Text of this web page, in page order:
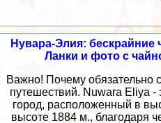
Нувара-Элия:
Ланки и фото с
Важно! Почему обязательно
путешествий. Nuwara Eliya
город, расположенный в
высоте 1884 м., благодаря